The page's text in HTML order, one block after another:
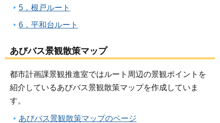
5．根戸ルート
6．平和台ルート
あびバス景観散策マップ
都市計画課景観推進室ではルート周辺の景観ポイントを
紹介しているあびバス景観散策マップを作成していま
す。
あびバス景観散策マップのページ